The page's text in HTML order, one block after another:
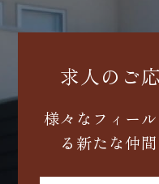
求人のご
様々なフィー
る新たな仲